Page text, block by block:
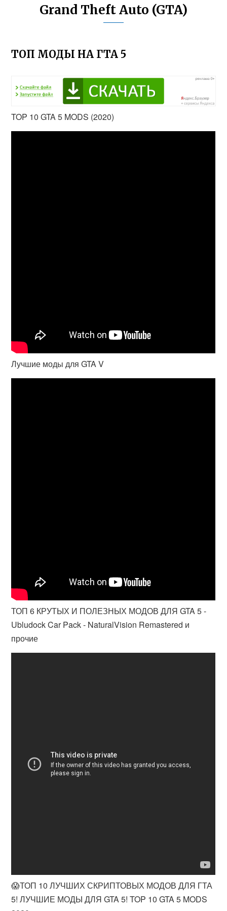
Grand Theft Auto (GTA)
ТОП МОДЫ НА ГТА 5
TOP 10 GTA 5 MODS (2020)
Лучшие моды для GTA V
ТОП 6 КРУТЫХ И ПОЛЕЗНЫХ МОДОВ ДЛЯ GTA 5 -
Ubludock Car Pack - NaturalVision Remastered и
прочие
😱ТОП 10 ЛУЧШИХ СКРИПТОВЫХ МОДОВ ДЛЯ ГТА
5! ЛУЧШИЕ МОДЫ ДЛЯ GTA 5! TOP 10 GTA 5 MODS